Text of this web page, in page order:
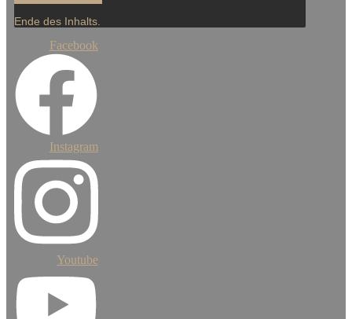
Ende des Inhalts.
Facebook
Instagram
Youtube